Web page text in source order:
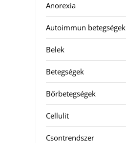
Anorexia
Autoimmun betegségek
Belek
Betegségek
Bőrbetegségek
Cellulit
Csontrendszer